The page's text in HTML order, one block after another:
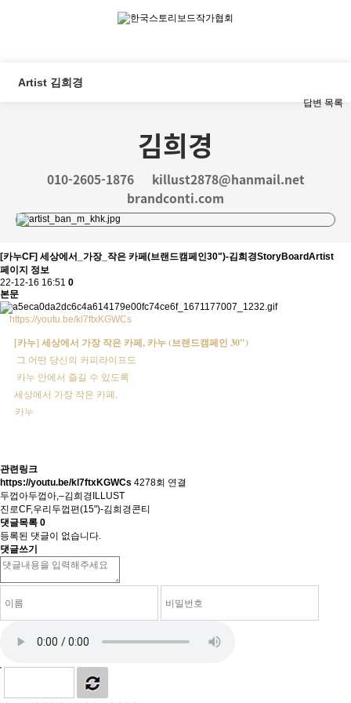
Artist 김희경
김희경
010-2605-1876
killust2878@hanmail.net
brandconti.com
답변 목록
[카누CF] 세상에서_가장_작은 카페(브랜드캠페인30")-김희경StoryBoardArtist
페이지 정보
22-12-16 16:51 0
본문
https://youtu.be/kl7ftxKGWCs
[카누] 세상에서 가장 작은 카페, 카누 (브랜드캠페인 30")
그 어떤 당신의 커피라이프도
카누 안에서 즐길 수 있도록
세상에서 가장 작은 카페,
카누
관련링크
https://youtu.be/kl7ftxKGWCs 4278회 연결
두껍아두껍아,–김희경ILLUST
진로CF,우리두껍편(15")-김희경콘티
댓글목록 0
등록된 댓글이 없습니다.
댓글쓰기